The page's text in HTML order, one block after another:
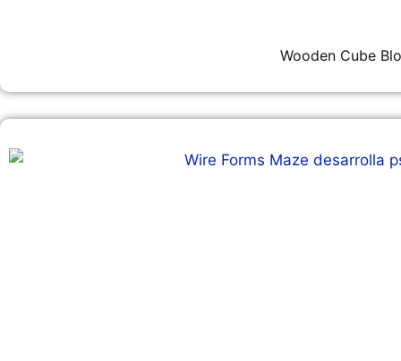
Wooden Cube